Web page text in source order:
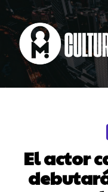
El actor